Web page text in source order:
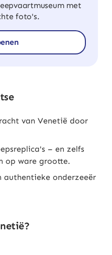
met
foto's.
van Venetië door
– en zelfs
op ware grootte.
authentieke onderzeeër